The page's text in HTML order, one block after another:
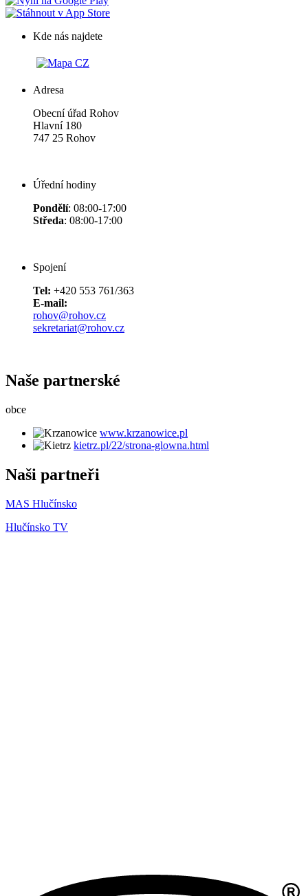
Kde nás najdete
Adresa
Obecní úřad Rohov
Hlavní 180
747 25 Rohov
Úřední hodiny
Pondělí: 08:00-17:00
Středa: 08:00-17:00
Spojení
Tel: +420 553 761/363
E-mail:
rohov@rohov.cz
sekretariat@rohov.cz
Naše partnerské
obce
www.krzanowice.pl
kietrz.pl/22/strona-glowna.html
Naši partneři
MAS Hlučínsko
Hlučínsko TV